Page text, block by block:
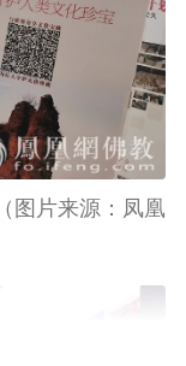
图片来源：凤凰